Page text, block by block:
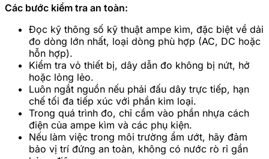
Các bước kiểm tra an toàn:
Đọc kỹ thông số kỹ thuật ampe kìm, đặc biệt về dải
đo dòng lớn nhất, loại dòng phù hợp (AC, DC hoặc
hỗn hợp).
Kiểm tra vỏ thiết bị, dây dẫn đo không bị nứt, hở
hoặc lỏng lẻo.
Luôn ngắt nguồn nếu phải đấu dây trực tiếp, hạn
chế tối đa tiếp xúc với phần kim loại.
Trong quá trình đo, chỉ cầm vào phần nhựa cách
điện của ampe kìm và các phụ kiện.
Nếu làm việc trong môi trường ẩm ướt, hãy đảm
bảo vị trí đứng an toàn, không có nước rò rỉ gần